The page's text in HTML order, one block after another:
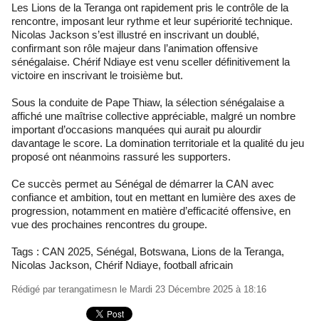
Les Lions de la Teranga ont rapidement pris le contrôle de la
rencontre, imposant leur rythme et leur supériorité technique.
Nicolas Jackson s’est illustré en inscrivant un doublé,
confirmant son rôle majeur dans l’animation offensive
sénégalaise. Chérif Ndiaye est venu sceller définitivement la
victoire en inscrivant le troisième but.
Sous la conduite de Pape Thiaw, la sélection sénégalaise a
affiché une maîtrise collective appréciable, malgré un nombre
important d’occasions manquées qui aurait pu alourdir
davantage le score. La domination territoriale et la qualité du jeu
proposé ont néanmoins rassuré les supporters.
Ce succès permet au Sénégal de démarrer la CAN avec
confiance et ambition, tout en mettant en lumière des axes de
progression, notamment en matière d’efficacité offensive, en
vue des prochaines rencontres du groupe.
Tags : CAN 2025, Sénégal, Botswana, Lions de la Teranga,
Nicolas Jackson, Chérif Ndiaye, football africain
Rédigé par terangatimesn le Mardi 23 Décembre 2025 à 18:16